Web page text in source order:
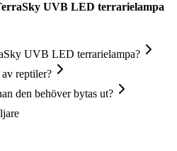
UVB LED terrarielampa
UVB LED terrarielampa?
reptiler?
den behöver bytas ut?